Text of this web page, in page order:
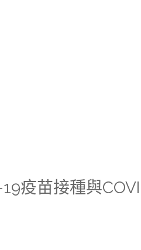
疫苗接種與